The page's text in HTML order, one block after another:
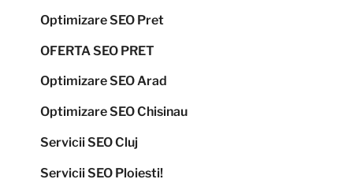
Optimizare SEO Pret
OFERTA SEO PRET
Optimizare SEO Arad
Optimizare SEO Chisinau
Servicii SEO Cluj
Servicii SEO Ploiesti!